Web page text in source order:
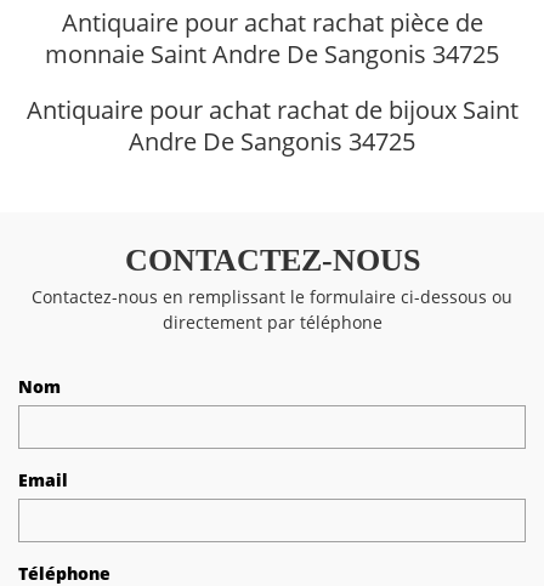
Antiquaire pour achat rachat pièce de
monnaie Saint Andre De Sangonis 34725
Antiquaire pour achat rachat de bijoux Saint
Andre De Sangonis 34725
CONTACTEZ-NOUS
Contactez-nous en remplissant le formulaire ci-dessous ou
directement par téléphone
Nom
Email
Téléphone